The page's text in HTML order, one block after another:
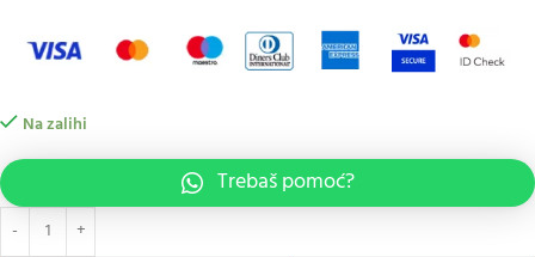
Na zalihi
Trebaš pomoć?